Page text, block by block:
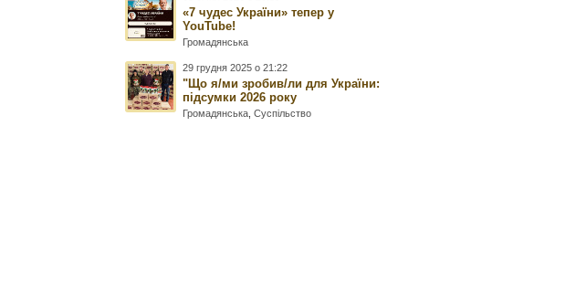
«7 чудес України» тепер у
YouTube!
Громадянська
29 грудня 2025 о 21:22
"Що я/ми зробив/ли для України:
підсумки 2026 року
Громадянська ,Суспільство